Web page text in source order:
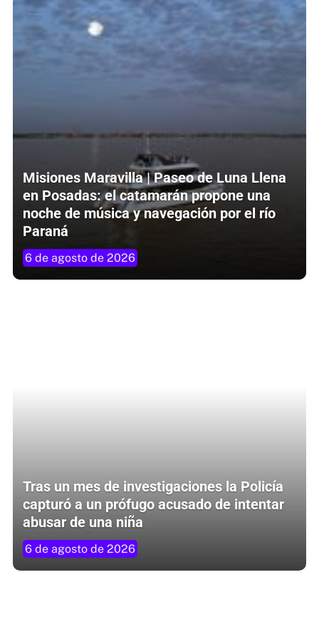
Misiones Maravilla | Paseo de Luna Llena
en Posadas: el catamarán propone una
noche de música y navegación por el río
Paraná
6 de agosto de 2026
Tras un mes de investigaciones la Policía
capturó a un prófugo acusado de intentar
abusar de una niña
6 de agosto de 2026